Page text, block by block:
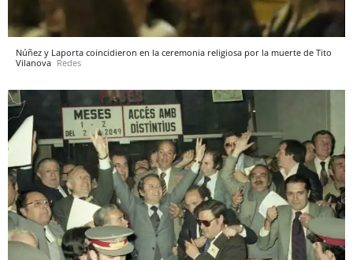
Núñez y Laporta coincidieron en la ceremonia religiosa por la muerte de Tito
Vilanova Redes